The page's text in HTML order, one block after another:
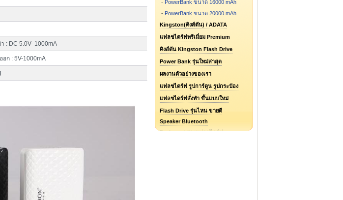
: DC 5.0V- 1000mA
อก : 5V-1000mA
- PowerBank ขนาด 16000 mAh
- PowerBank ขนาด 20000 mAh
Kingston(คิงส์ตัน) / ADATA
แฟลชไดร์ฟพรีเมี่ยม Premium
คิงส์ตัน Kingston Flash Drive
Power Bank รุ่นใหม่ล่าสุด
ผลงานตัวอย่างของเรา
แฟลชไดร์ฟ รูปการ์ตูน รูปกระป๋อง
แฟลชไดร์ฟสั่งทำ ขึ้นแบบใหม่
Flash Drive รุ่นไหน ขายดี
Speaker Bluetooth
Package กล่องแฟลชไดร์ฟ